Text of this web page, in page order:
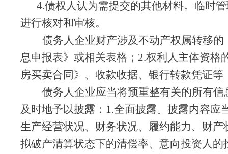
4.债权人认为需提交的其他材料。临时
进行核对和审核。
债务人企业财产涉及不动产权属转移
息申报表》或相关表格；2.权利人主体资
房买卖合同》、收款收据、银行转款凭证
债务人企业应当将预重整有关的所有
及时地予以披露： 1.全面披露。披露内容应
生产经营状况、财务状况、履约能力、财
拟破产清算状态下的清偿率、意向投资人